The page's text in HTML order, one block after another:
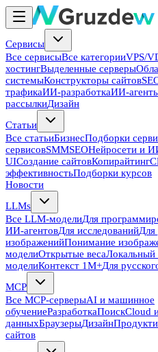
Сервисы
Все сервисыВсе категорииVPS/
хостингВыделенные серверы
системыКонструкторы сайтов
трафикаИИ-разработкаИИ-
рассылкиДизайн
Статьи
Все статьиБизнесПодборки
сервисовSMMSEOНейросети и
UIСоздание сайтовКопирайтинг
эффективностьПодборки курсов
Новости
LLMs
Все LLM-моделиДля
ИИ-агентовДля исследованийДля
изображенийПонимание
моделиОткрытые весаЛокальный
моделиКонтекст 1M+Для
MCP
Все MCP-серверыAI и машинное
обучениеРазработкаПоискCloud
данныхБраузерыДизайн
сайтов